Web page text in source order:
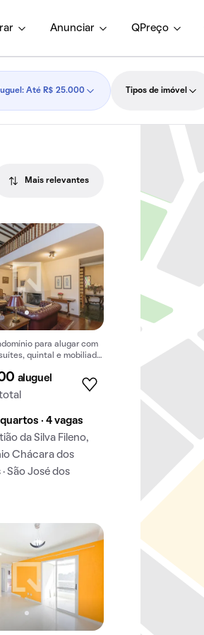
Anunciar QPreço
Até R$ 25.000 Tipos de imóvel
Mais relevantes
para alugar com
quintal e mobiliada.
aluguel
quartos · 4 vagas
da Silva Fileno,
Chácara dos
São José dos